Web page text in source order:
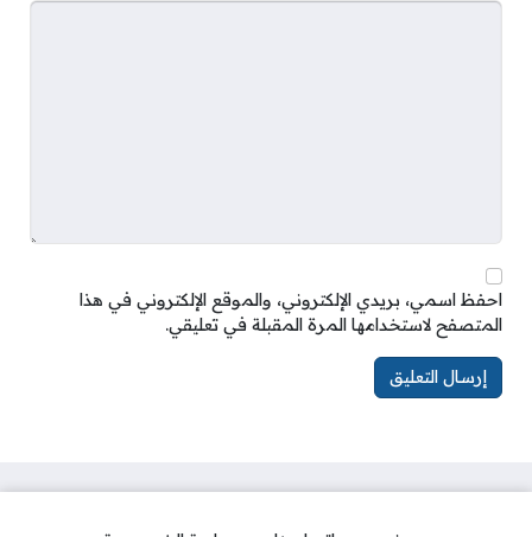
احفظ اسمي، بريدي الإلكتروني، والموقع الإلكتروني في هذا
المتصفح لاستخدامها المرة المقبلة في تعليقي.